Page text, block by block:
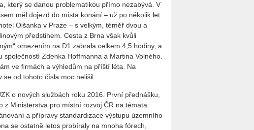
který se danou problematikou přímo nezabývá. V
měl dojezd do místa konání – už po několik let
Olšanka v Praze – s velkým, téměř dvou a
předstihem. Cesta z Brna však kvůli
omezením na D1 zabrala celkem 4,5 hodiny, a
Zdenka Hoffmanna a Martina Volného.
ve firmách a výhledům na příští léta. Na
od tohoto čísla moc nelišil.
o nových službách roku 2016. První přednášku,
z Ministerstva pro místní rozvoj ČR na témata
a přípravy standardizace výstupu územního
se ostatně letos probíraly na mnoha fórech,